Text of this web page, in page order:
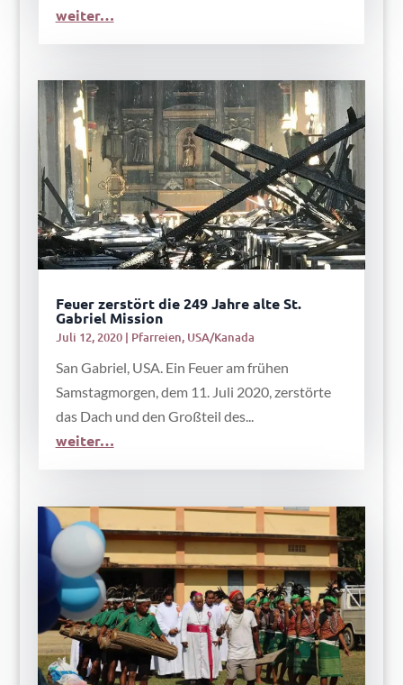
weiter…
Feuer zerstört die 249 Jahre alte St.
Gabriel Mission
Juli 12, 2020| Pfarreien, USA/Kanada
San Gabriel, USA. Ein Feuer am frühen
Samstagmorgen, dem 11. Juli 2020, zerstörte
das Dach und den Großteil des...
weiter…